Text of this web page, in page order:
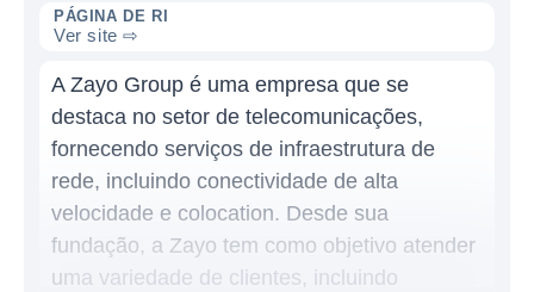
PÁGINA DE RI
Ver site ⇨
A Zayo Group é uma empresa que se
destaca no setor de telecomunicações,
fornecendo serviços de infraestrutura de
rede, incluindo conectividade de alta
velocidade e colocation. Desde sua
fundação, a Zayo tem como objetivo atender
uma variedade de clientes, incluindo